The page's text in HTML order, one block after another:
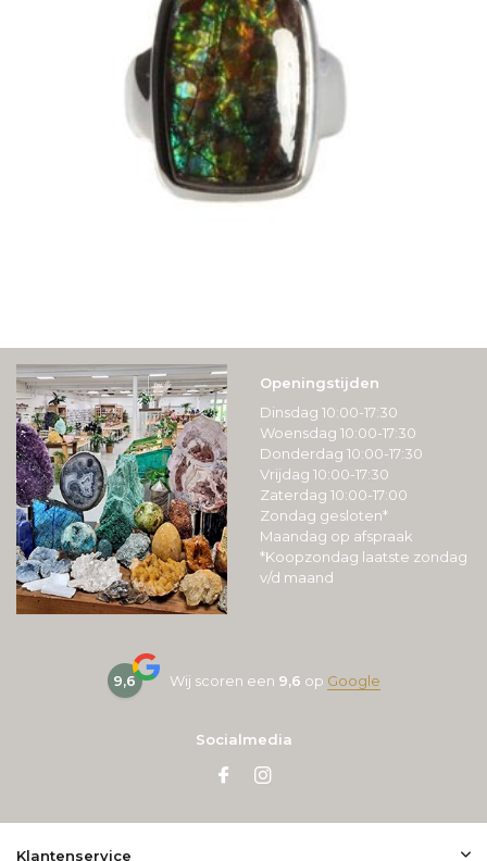
Openingstijden
Dinsdag 10:00-17:30
Woensdag 10:00-17:30
Donderdag 10:00-17:30
Vrijdag 10:00-17:30
Zaterdag 10:00-17:00
Zondag gesloten*
Maandag op afspraak
*Koopzondag laatste zondag
v/d maand
9,6 Wij scoren een 9,6 op Google
Socialmedia
Klantenservice